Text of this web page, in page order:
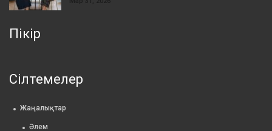
Пікір
Сілтемелер
Жаңалықтар
Әлем